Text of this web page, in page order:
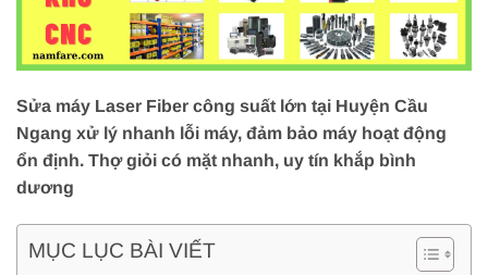
Sửa máy Laser Fiber công suất lớn tại Huyện Cầu
Ngang xử lý nhanh lỗi máy, đảm bảo máy hoạt động
ổn định. Thợ giỏi có mặt nhanh, uy tín khắp bình
dương
MỤC LỤC BÀI VIẾT